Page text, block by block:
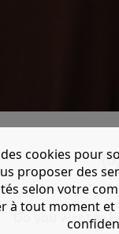
Do you want to
cookies pour
proposer des
selon votre
à tout moment